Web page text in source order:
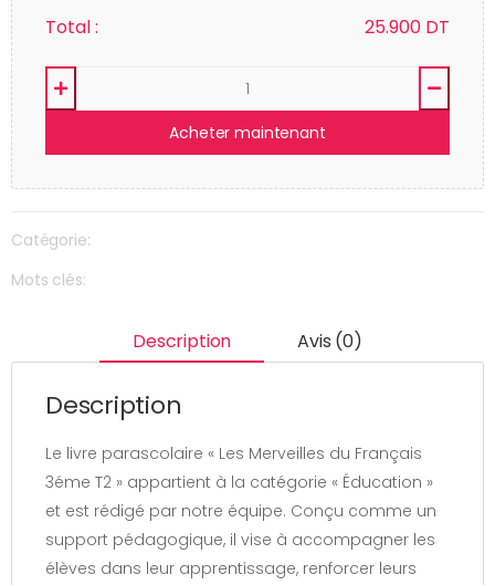
Total : 25.900 DT
Acheter maintenant
Catégorie:
Mots clés:
Description Avis (0)
Description
Le livre parascolaire « Les Merveilles du Français
3éme T2 » appartient à la catégorie « Éducation »
et est rédigé par notre équipe. Conçu comme un
support pédagogique, il vise à accompagner les
élèves dans leur apprentissage, renforcer leurs